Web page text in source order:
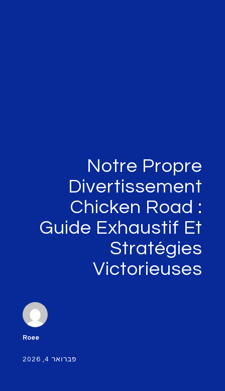
Notre
Chicken Road
Guide Exhaustif
פברואר 4, 2026